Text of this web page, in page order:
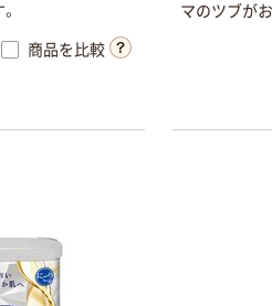
。
商品を比較
マのツブがお